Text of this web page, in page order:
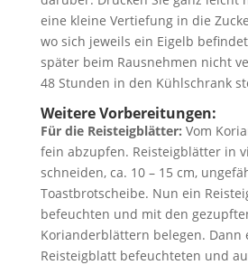
eine kleine Vertiefung in die
wo sich jeweils ein Eigelb
später beim Rausnehmen nicht
48 Stunden in den Kühlschrank
Weitere Vorbereitungen:
Für die Reisteigblätter: Vom
fein abzupfen. Reisteigblätter in
schneiden, ca. 10 – 15 cm,
Toastbrotscheibe. Nun ein
befeuchten und mit den
Korianderblättern belegen. Dann
Reisteigblatt befeuchteten und